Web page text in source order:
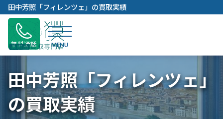
内
容
キ
プ
田中芳照「フィレンツェ」の買取実績
無料通話
田中芳照「フィレンツェ」
の買取実績